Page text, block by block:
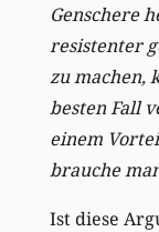
Genschere
resistenter
zu machen,
besten Fall
einem
brauche
Ist diese